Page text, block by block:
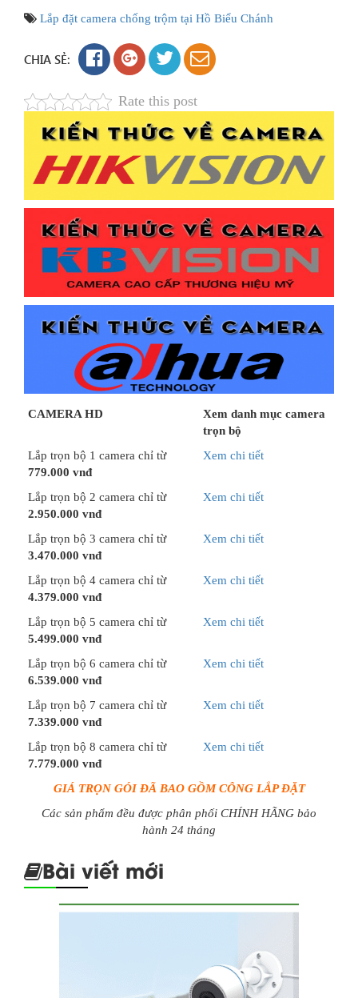
Lắp đặt camera chống trộm tại Hồ Biểu Chánh
CHIA SẺ:
Rate this post
CAMERA HD
Xem danh mục camera
trọn bộ
Lắp trọn bộ 1 camera chỉ từ
779.000 vnđ
Xem chi tiết
Lắp trọn bộ 2 camera chỉ từ
2.950.000 vnđ
Xem chi tiết
Lắp trọn bộ 3 camera chỉ từ
3.470.000 vnđ
Xem chi tiết
Lắp trọn bộ 4 camera chỉ từ
4.379.000 vnđ
Xem chi tiết
Lắp trọn bộ 5 camera chỉ từ
5.499.000 vnđ
Xem chi tiết
Lắp trọn bộ 6 camera chỉ từ
6.539.000 vnđ
Xem chi tiết
Lắp trọn bộ 7 camera chỉ từ
7.339.000 vnđ
Xem chi tiết
Lắp trọn bộ 8 camera chỉ từ
7.779.000 vnđ
Xem chi tiết
GIÁ TRỌN GÓI ĐÃ BAO GỒM CÔNG LẮP ĐẶT
Các sản phẩm đều được phân phối CHÍNH HÃNG bảo
hành 24 tháng
Bài viết mới